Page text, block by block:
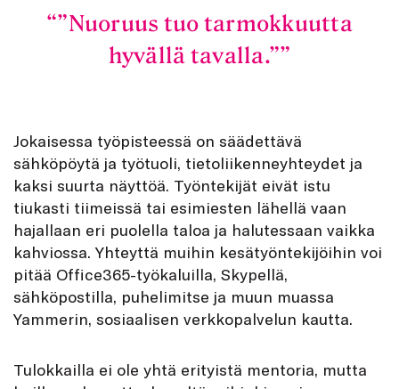
”Nuoruus tuo tarmokkuutta
hyvällä tavalla.”
Jokaisessa työpisteessä on säädettävä
sähköpöytä ja työtuoli, tietoliikenneyhteydet ja
kaksi suurta näyttöä. Työntekijät eivät istu
tiukasti tiimeissä tai esimiesten lähellä vaan
hajallaan eri puolella taloa ja halutessaan vaikka
kahviossa. Yhteyttä muihin kesätyöntekijöihin voi
pitää Office365-työkaluilla, Skypellä,
sähköpostilla, puhelimitse ja muun muassa
Yammerin, sosiaalisen verkkopalvelun kautta.
Tulokkailla ei ole yhtä erityistä mentoria, mutta